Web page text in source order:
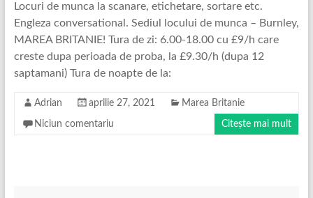
Locuri de munca la scanare, etichetare, sortare etc.
Engleza conversational. Sediul locului de munca – Burnley,
MAREA BRITANIE! Tura de zi: 6.00-18.00 cu £9/h care
creste dupa perioada de proba, la £9.30/h (dupa 12
saptamani) Tura de noapte de la:
Adrian aprilie 27, 2021 Marea Britanie
Niciun comentariu Citește mai mult